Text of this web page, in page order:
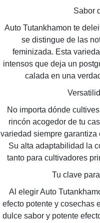
Sabor
Auto Tutankhamon te
se distingue de las
feminizada. Esta
intensos que deja un
calada en una
No importa dónde
rincón acogedor de tu
variedad siempre
Su alta adaptabilidad la
tanto para cultivadores
Tu clave
Al elegir Auto
efecto potente y cosechas
dulce sabor y potente